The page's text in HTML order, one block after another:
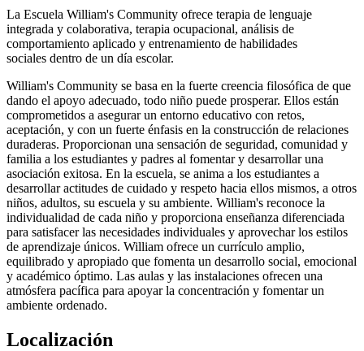
La Escuela William's Community ofrece terapia de lenguaje
integrada y colaborativa, terapia ocupacional, análisis de
comportamiento aplicado y entrenamiento de habilidades
sociales dentro de un día escolar.
William's Community se basa en la fuerte creencia filosófica de que
dando el apoyo adecuado, todo niño puede prosperar. Ellos están
comprometidos a asegurar un entorno educativo con retos,
aceptación, y con un fuerte énfasis en la construcción de relaciones
duraderas. Proporcionan una sensación de seguridad, comunidad y
familia a los estudiantes y padres al fomentar y desarrollar una
asociación exitosa. En la escuela, se anima a los estudiantes a
desarrollar actitudes de cuidado y respeto hacia ellos mismos, a otros
niños, adultos, su escuela y su ambiente. William's reconoce la
individualidad de cada niño y proporciona enseñanza diferenciada
para satisfacer las necesidades individuales y aprovechar los estilos
de aprendizaje únicos. William ofrece un currículo amplio,
equilibrado y apropiado que fomenta un desarrollo social, emocional
y académico óptimo. Las aulas y las instalaciones ofrecen una
atmósfera pacífica para apoyar la concentración y fomentar un
ambiente ordenado.
Localización